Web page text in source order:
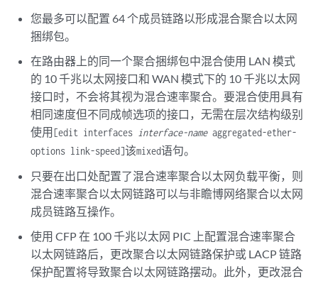
您最多可以配置 64 个成员链路以形成混合聚合以太网
捆绑包。
在路由器上的同一个聚合捆绑包中混合使用 LAN 模式
的 10 千兆以太网接口和 WAN 模式下的 10 千兆以太网
接口时，不会将其视为混合速率聚合。要混合使用具有
相同速度但不同成帧选项的接口，无需在层次结构级别
使用 [edit interfaces interface-nameaggregated-ether-
options link-speed]该mixed语句。
只要在出口处配置了混合速率聚合以太网负载平衡，则
混合速率聚合以太网链路可以与非瞻博网络聚合以太网
成员链路互操作。
使用 CFP 在 100 千兆以太网 PIC 上配置混合速率聚合
以太网链路后，更改聚合以太网链路保护或 LACP 链路
保护配置将导致聚合以太网链路摆动。此外，更改混合